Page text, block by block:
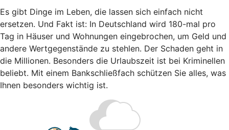
Es gibt Dinge im Leben, die lassen sich einfach nicht
ersetzen. Und Fakt ist: In Deutschland wird 180-mal pro
Tag in Häuser und Wohnungen eingebrochen, um Geld und
andere Wertgegenstände zu stehlen. Der Schaden geht in
die Millionen. Besonders die Urlaubszeit ist bei Kriminellen
beliebt. Mit einem Bankschließfach schützen Sie alles, was
Ihnen besonders wichtig ist.